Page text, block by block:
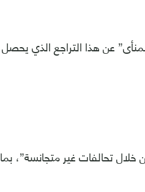
عن هذا التراجع الذي يحصل
خلال تحالفات غير متجانسة”، بما